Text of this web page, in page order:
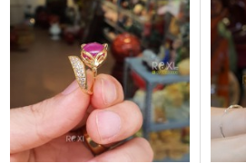
Đây là món quà vừa thể hiện sự
lời chúc phát tài – phát lộc, sự
sống viên mãn đến người nhận.